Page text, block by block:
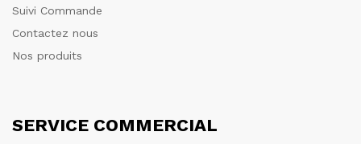
Suivi Commande
Contactez nous
Nos produits
SERVICE COMMERCIAL